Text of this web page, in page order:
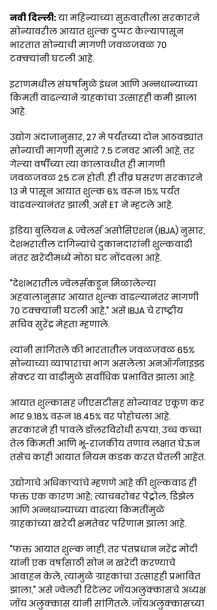
नवी दिल्ली:या महिन्याच्या सुरुवातीला सरकारने
सोन्यावरील आयात शुल्क दुप्पट केल्यापासून
भारतात सोन्याची मागणी जवळजवळ 70
टक्क्यांनी घटली आहे.
इराणमधील संघर्षामुळे इंधन आणि अन्नधान्याच्या
किमती वाढल्याने ग्राहकांचा उत्साहही कमी झाला
आहे.
उद्योग अंदाजानुसार, 27 मे पर्यंतच्या दोन आठवड्यांत
सोन्याची मागणी सुमारे 7.5 टनवर आली आहे, तर
गेल्या वर्षीच्या त्या कालावधीत ही मागणी
जवळजवळ 25 टन होती. ही तीव्र घसरण सरकारने
13 मे पासून आयात शुल्क 6% वरून 15% पर्यंत
वाढवल्यानंतर झाली, असे ET ने म्हटले आहे.
इंडिया बुलियन & ज्वेलर्स असोसिएशन (IBJA) नुसार,
देशभरातील दागिन्यांचे दुकानदारांनी शुल्कवाढी
नंतर खरेदीमध्ये मोठा घट नोंदवला आहे.
"देशभरातील ज्वेलर्सकडून मिळालेल्या
अहवालानुसार आयात शुल्क वाढल्यानंतर मागणी
70 टक्क्यांनी घटली आहे," असे IBJA चे राष्ट्रीय
सचिव सुरेंद्र मेहता म्हणाले.
त्यांनी सांगितले की भारतातील जवळजवळ 65%
सोन्याच्या व्यापाराचा भाग असलेला अनऑर्गनाइझ्ड
सेक्टर या वाढीमुळे सर्वाधिक प्रभावित झाला आहे.
आयात शुल्कासह जीएसटीसह सोन्यावर एकूण कर
भार 9.18% वरून 18.45% वर पोहोचला आहे.
सरकारने ही पावले डॉलरविरोधी रुपया, उच्च कच्चा
तेल किंमती आणि भू-राजकीय तणाव लक्षात घेऊन
तसेच काही आयात नियम कडक करत घेतली आहेत.
उद्योगाचे अधिकाऱ्यांचे म्हणणे आहे की शुल्कवाढ ही
फक्त एक कारण आहे; त्याचबरोबर पेट्रोल, डिझेल
आणि अन्नधान्याच्या वाढत्या किमतींमुळे
ग्राहकांच्या खरेदी क्षमतेवर परिणाम झाला आहे.
"फक्त आयात शुल्क नाही, तर पंतप्रधान नरेंद्र मोदी
यांनी एक वर्षासाठी सोनं न खरेदी करण्याचे
आवाहन केले, त्यामुळे ग्राहकांचा उत्साहही प्रभावित
झाला," असे ज्वेलरी रिटेलर जॉयअलुक्कासचे अध्यक्ष
जॉय अलुक्कास यांनी सांगितले. जॉयअलुक्कासच्या